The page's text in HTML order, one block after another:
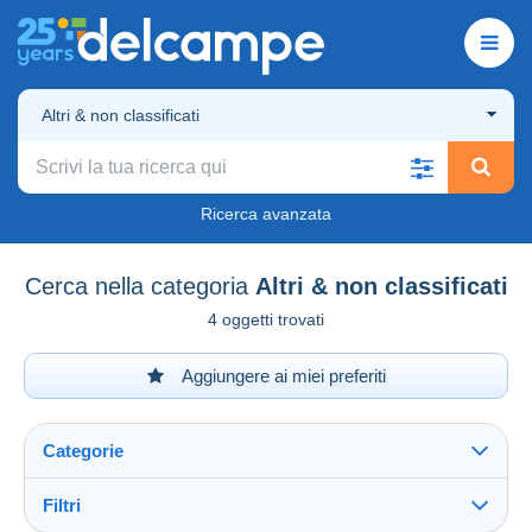
Altri & non classificati
Ricerca avanzata
Cerca nella categoria Altri & non classificati
4 oggetti trovati
Aggiungere ai miei preferiti
Categorie
Filtri